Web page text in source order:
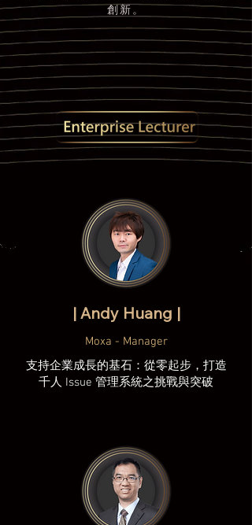
創新。
| Andy Huang |
Moxa - Manager
支持企業成長的基石：從零起步，打造
千人 Issue 管理系統之挑戰與突破